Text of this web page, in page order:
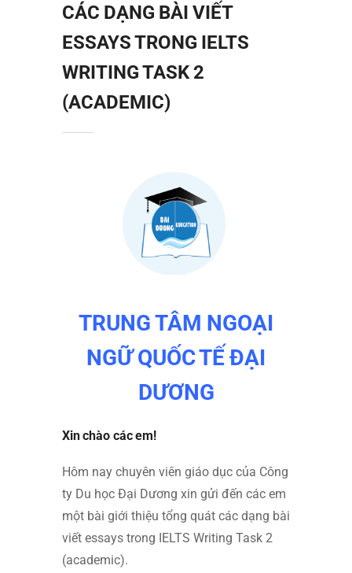
CÁC DẠNG BÀI VIẾT
ESSAYS TRONG IELTS
WRITING TASK 2
(ACADEMIC)
TRUNG TÂM NGOẠI
NGỮ QUỐC TẾ ĐẠI
DƯƠNG
Xin chào các em!
Hôm nay chuyên viên giáo dục của Công
ty Du học Đại Dương xin gửi đến các em
một bài giới thiệu tổng quát các dạng bài
viết essays trong IELTS Writing Task 2
(academic).